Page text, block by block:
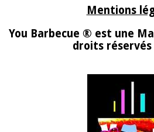
Mentions
You Barbecue ® est une
droits réservés